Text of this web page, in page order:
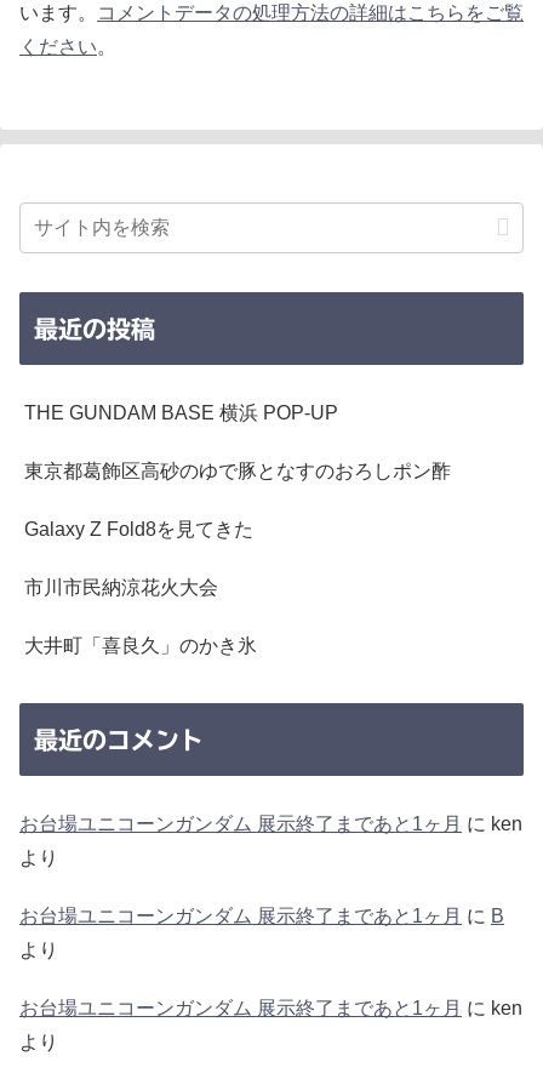
います。
コメントデータの処理方法の詳細はこちらをご覧
ください。
最近の投稿
THE GUNDAM BASE 横浜 POP-UP
東京都葛飾区高砂のゆで豚となすのおろしポン酢
Galaxy Z Fold8を見てきた
市川市民納涼花火大会
大井町「喜良久」のかき氷
最近のコメント
お台場ユニコーンガンダム 展示終了まであと1ヶ月 に ken
より
お台場ユニコーンガンダム 展示終了まであと1ヶ月 に B
より
お台場ユニコーンガンダム 展示終了まであと1ヶ月 に ken
より